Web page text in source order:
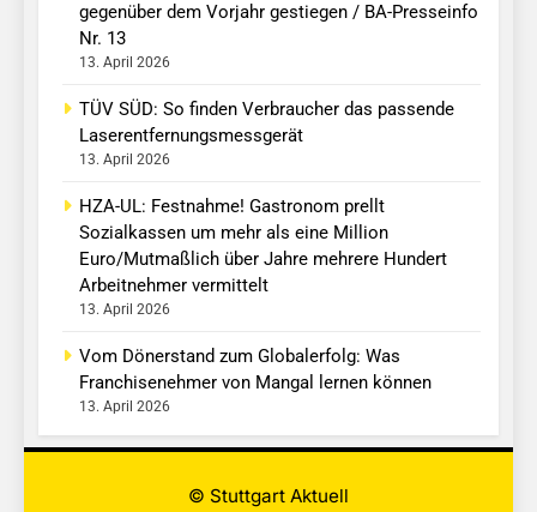
gegenüber dem Vorjahr gestiegen / BA-Presseinfo
Nr. 13
13. April 2026
TÜV SÜD: So finden Verbraucher das passende
Laserentfernungsmessgerät
13. April 2026
HZA-UL: Festnahme! Gastronom prellt
Sozialkassen um mehr als eine Million
Euro/Mutmaßlich über Jahre mehrere Hundert
Arbeitnehmer vermittelt
13. April 2026
Vom Dönerstand zum Globalerfolg: Was
Franchisenehmer von Mangal lernen können
13. April 2026
© Stuttgart Aktuell